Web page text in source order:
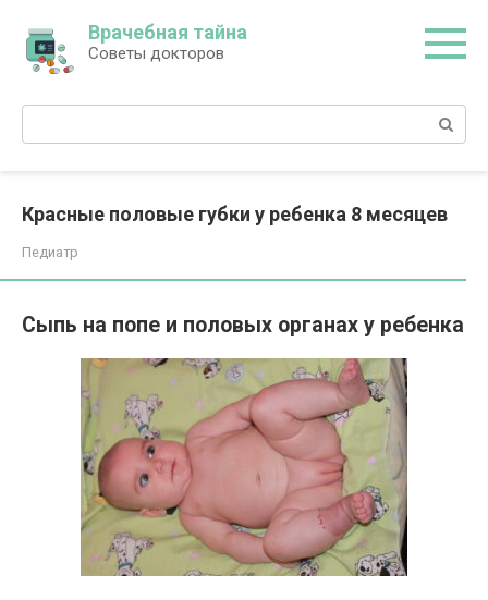
контенту
Врачебная тайна
Советы докторов
Поиск:
Красные половые губки у ребенка 8 месяцев
Педиатр
Сыпь на попе и половых органах у ребенка